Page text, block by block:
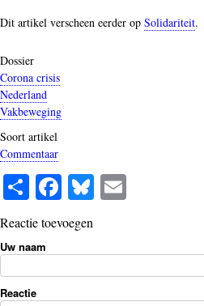
Dit artikel verscheen eerder op Solidariteit.
Dossier
Corona crisis
Nederland
Vakbeweging
Soort artikel
Commentaar
S
ha
re
Fa
ce
bo
ok
Bl
ue
y
Reactie toevoegen
Uw naam
Reactie